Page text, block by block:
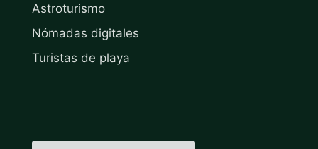
Astroturismo
Nómadas digitales
Turistas de playa